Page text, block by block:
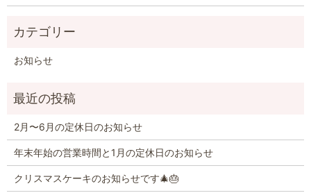
お知らせ
2月〜6月の定休日のお知らせ
年末年始の営業時間と1月の定休日のお知らせ
クリスマスケーキのお知らせです🎄🎂